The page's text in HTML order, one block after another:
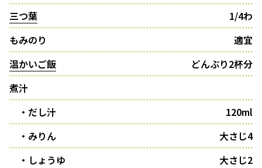
三つ葉
1/4わ
もみのり
適宜
温かいご飯
どんぶり2杯分
煮汁
・だし汁
120ml
・みりん
大さじ4
・しょうゆ
大さじ2